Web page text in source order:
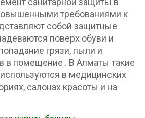
требованиями к
собой защитные
поверх обуви и
грязи, пыли и
в помещение . В Алматы такие
в медицинских
салонах красоты и на